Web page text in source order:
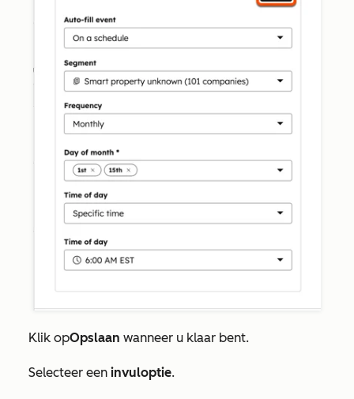
Klik opOpslaan wanneer u klaar bent.
Selecteer een invuloptie.